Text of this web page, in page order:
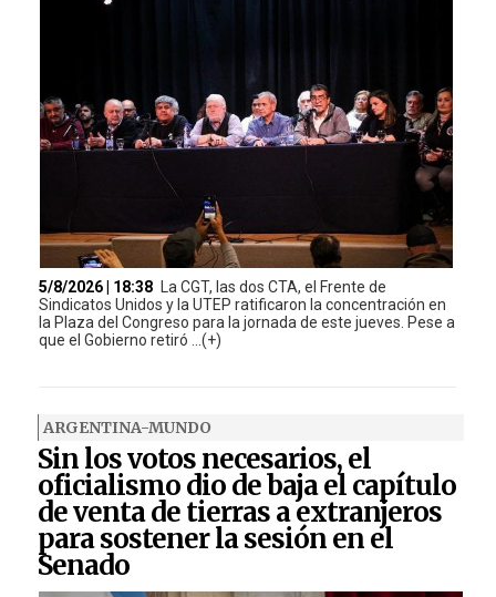
5/8/2026 | 18:38
La CGT, las dos CTA, el Frente de
Sindicatos Unidos y la UTEP ratificaron la concentración en
la Plaza del Congreso para la jornada de este jueves. Pese a
que el Gobierno retiró ...(+)
ARGENTINA-MUNDO
Sin los votos necesarios, el
oficialismo dio de baja el capítulo
de venta de tierras a extranjeros
para sostener la sesión en el
Senado